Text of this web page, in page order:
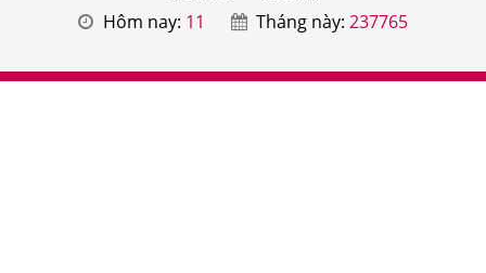
Hôm nay: 11 Tháng này:237765